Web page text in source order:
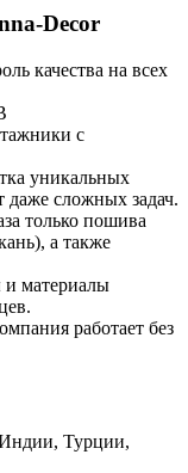
Decor
качества на всех
с
уникальных
даже сложных задач.
только пошива
а также
и материалы
работает без
Индии, Турции,